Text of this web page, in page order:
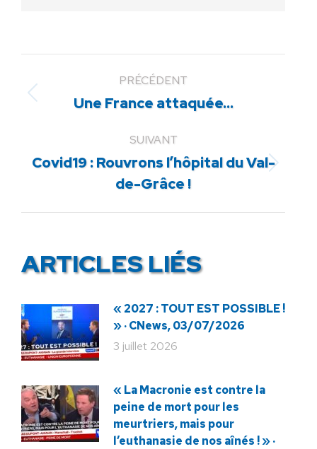
PRÉCÉDENT
Article
précédent
:
Une France attaquée…
SUIVANT
Article
suivant
Covid19 : Rouvrons l’hôpital du Val-
de-Grâce !
ARTICLES LIÉS
« 2027 : TOUT EST POSSIBLE !
» · CNews, 03/07/2026
3 juillet 2026
« La Macronie est contre la
peine de mort pour les
meurtriers, mais pour
l’euthanasie de nos aînés ! » ·